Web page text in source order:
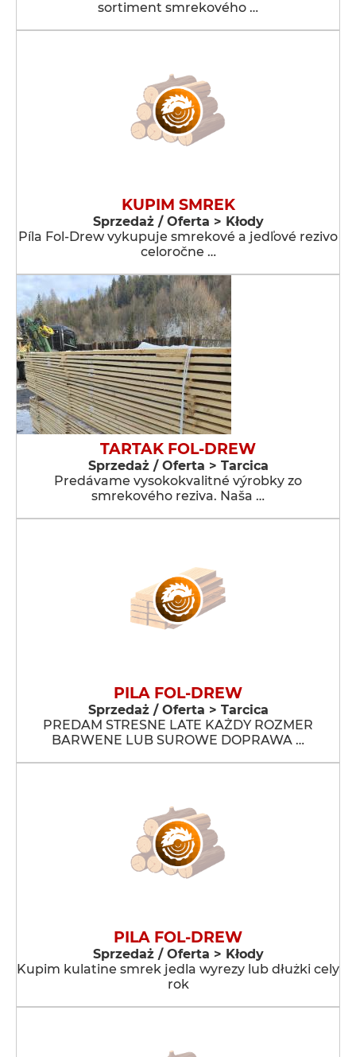
sortiment smrekového …
KUPIM SMREK
Sprzedaż / Oferta > Kłody
Píla Fol-Drew vykupuje smrekové a jedľové rezivo
celoročne …
TARTAK FOL-DREW
Sprzedaż / Oferta > Tarcica
Predávame vysokokvalitné výrobky zo
smrekového reziva. Naša …
PILA FOL-DREW
Sprzedaż / Oferta > Tarcica
PREDAM STRESNE LATE KAŻDY ROZMER
BARWENE LUB SUROWE DOPRAWA …
PILA FOL-DREW
Sprzedaż / Oferta > Kłody
Kupim kulatine smrek jedla wyrezy lub dłużki cely
rok